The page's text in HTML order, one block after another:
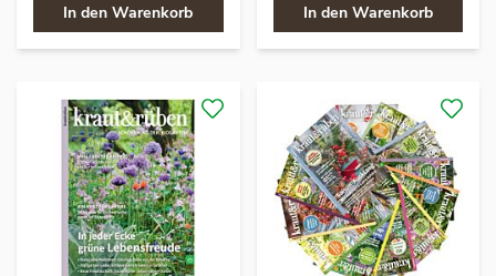
In den Warenkorb In den Warenkorb